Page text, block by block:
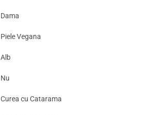
Dama
Piele Vegana
Alb
Nu
Curea cu Catarama